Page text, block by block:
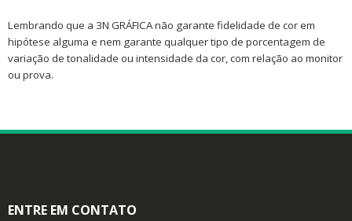
Lembrando que a 3N GRÁFICA não garante fidelidade de cor em
hipótese alguma e nem garante qualquer tipo de porcentagem de
variação de tonalidade ou intensidade da cor, com relação ao monitor
ou prova.
ENTRE EM CONTATO